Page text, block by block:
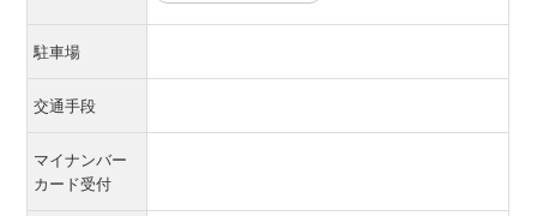
駐車場
交通手段
マイナンバー
カード受付